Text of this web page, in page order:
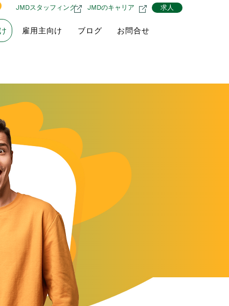
JMDスタッフィング JMDのキャリア
雇用主向け ブログ お問合せ
求人